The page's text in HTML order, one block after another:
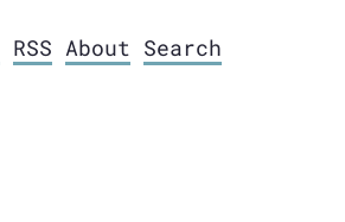
RSS About Search